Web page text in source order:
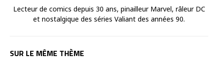
Lecteur de comics depuis 30 ans, pinailleur Marvel, râleur DC
et nostalgique des séries Valiant des années 90.
SUR LE MÊME THÈME